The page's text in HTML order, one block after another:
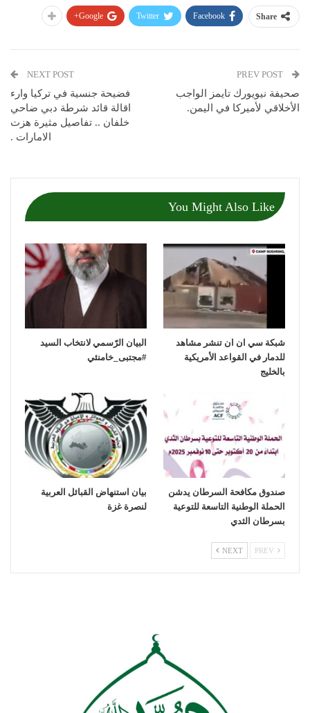
Share
Facebook
Twitter
Google+
صحيفة نيويورك تايمز الواجب
الأخلاقي لأميركا في اليمن.
NEXT POST
فضيحة جنسية في تركيا وارء
اقالة قائد شرطة دبي ضاحي
خلفان .. تفاصيل مثيرة هزت
الامارات .
You Might Also Like
شبكة سي ان ان تنشر مشاهد
للدمار في القواعد الأمريكية
بالخليج
‏البيان الرّسمي لانتخاب السيد
صندوق مكافحة السرطان يدشن
الحملة الوطنية التاسعة للتوعية
بسرطان الثدي
بيان استنهاض القبائل العربية
لنصرة غزة
NEXT